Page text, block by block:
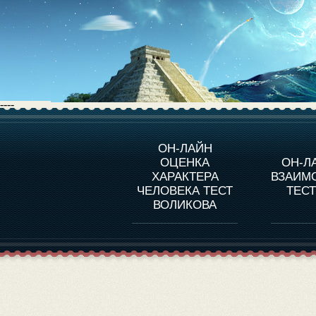
----
ОН-ЛАЙН
ОЦЕНКА
ХАРАКТЕРА
ЧЕЛОВЕКА ТЕСТ
ВОЛИКОВА
ОН-
О ПРОГРАММЕ
ОЦЕНКА ХАРАКТЕРA
ЧЕЛОВЕКА
ОЦЕНКА ХАРАКТЕРА
ВЫДАЮЩИХСЯ
ЛИЧНОСТЕЙ